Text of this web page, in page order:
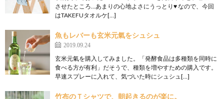
させたところ…あまりの心地よさにうっとり♥ なので、今回
はTAKEFUタオルケ[…]
魚もレバーも玄米元氣をシュシュ
2019.09.24
玄米元氣を購入してみました。「発酵食品は多種類を同時に
食べる方が有利」だそうで、種類を増やすための購入です。
早速スプレーに入れて、気づいた時にシュシュ[…]
竹布のＴシャツで、朝起きるのが楽に。